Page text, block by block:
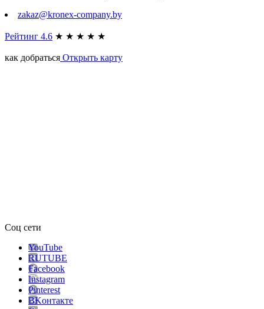
zakaz@kronex-company.by
Рейтинг 4.6 ★ ★ ★ ★ ★
как добраться Открыть карту
Соц сети
YouTube
RUTUBE
Facebook
Instagram
Pinterest
ВKонтакте